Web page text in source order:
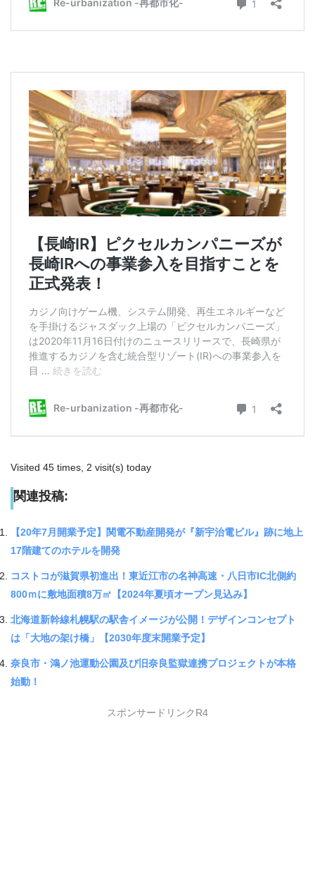
Visited 45 times, 2 visit(s) today
関連投稿:
【20年7月開業予定】関電不動産開発が『新宇治電ビル』跡に地上
17階建てのホテルを開発
コストコが滋賀県初進出！東近江市の名神高速・八日市IC北側約
800ｍに敷地面積8万㎡【2024年夏頃オープン見込み】
北海道新幹線札幌駅の駅舎イメージが公開！デザインコンセプト
は「大地の架け橋」【2030年度末開業予定】
奈良市・鴻ノ池運動公園及び旧奈良監獄連携プロジェクトが本格
始動！
スポンサードリンクR4